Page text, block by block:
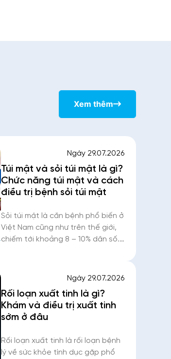
Xem thêm
Ngày 29.07.2026
Túi mật và sỏi túi mật là gì?
Chức năng túi mật và cách
điều trị bệnh sỏi túi mật
Sỏi túi mật là căn bệnh phổ biến ở
Việt Nam cũng như trên thế giới,
chiếm tới khoảng 8 – 10% dân số.
thường chỉ phát hiện tình cờ
Ngày 29.07.2026
Rối loạn xuất tinh là gì?
Khám và điều trị xuất tinh
sớm ở đâu
Rối loạn xuất tinh là rối loạn bệnh
lý về sức khỏe tình dục gặp phổ